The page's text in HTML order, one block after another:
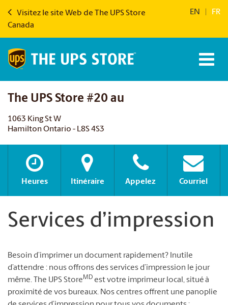
Visitez le site Web de The UPS Store
Canada
EN FR
The UPS Store #20 au
1063 King St W
Hamilton Ontario - L8S 4S3
Heures Itinéraire Appelez Courriel
Services d’impression
Besoin d’imprimer un document rapidement? Inutile
d’attendre : nous offrons des services d’impression le jour
même. The UPS StoreMD est votre imprimeur local, situé à
proximité de vos bureaux. Nos centres offrent une panoplie